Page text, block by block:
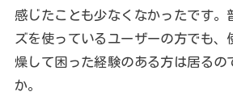
感じたことも少なくなかったです。
ズを使っているユーザーの方でも、
燥して困った経験のある方は居るの
か。